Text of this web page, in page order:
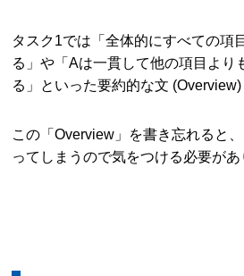
タスク1では「全体的にすべての項
る」や「Aは一貫して他の項目より
る」といった要約的な文 (Overview)
この「Overview」を書き忘れると
ってしまうので気をつける必要があ